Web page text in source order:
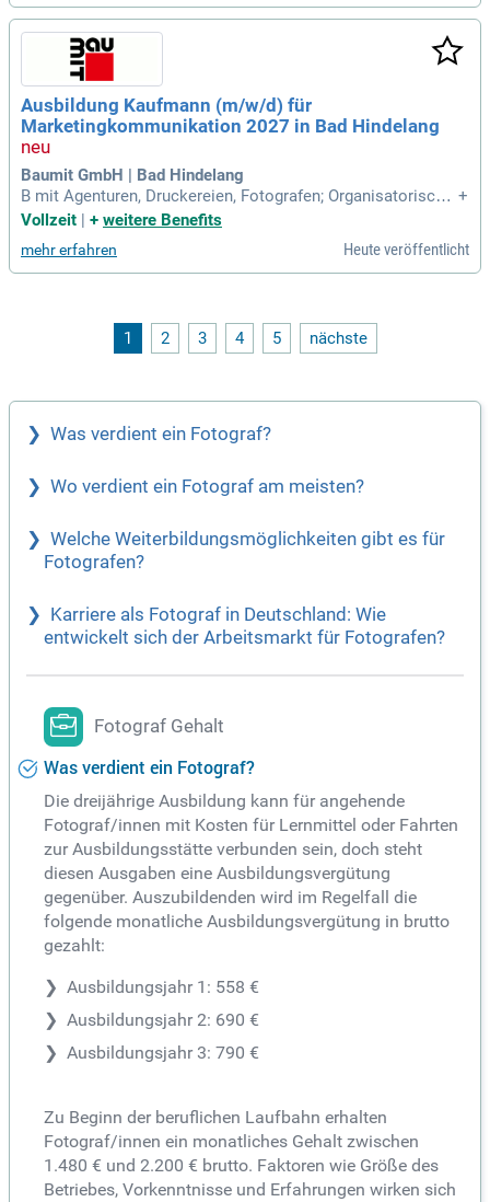
Ausbildung Kaufmann (m/w/d) für
Marketingkommunikation 2027 in Bad Hindelang
Baumit GmbH | Bad Hindelang
B mit Agenturen, Druckereien, Fotografen; Organisatorische
und praktische Umsetzung von textlicher/bildlicher Gestaltu
e: München (Blockunterricht); Ausbildungsdauer: 3 Jahre (V
erkürzung möglich
+
Vollzeit | + weitere Benefits
mehr erfahren Heute veröffentlicht
1 2 3 4 5 nächste
Was verdient ein Fotograf?
Wo verdient ein Fotograf am meisten?
Welche Weiterbildungsmöglichkeiten gibt es für
Fotografen?
Karriere als Fotograf in Deutschland: Wie
entwickelt sich der Arbeitsmarkt für Fotografen?
Fotograf Gehalt
Was verdient ein Fotograf?
Die dreijährige Ausbildung kann für angehende
Fotograf/innen mit Kosten für Lernmittel oder Fahrten
zur Ausbildungsstätte verbunden sein, doch steht
diesen Ausgaben eine Ausbildungsvergütung
gegenüber. Auszubildenden wird im Regelfall die
folgende monatliche Ausbildungsvergütung in brutto
gezahlt:
Ausbildungsjahr 1: 558 €
Ausbildungsjahr 2: 690 €
Ausbildungsjahr 3: 790 €
Zu Beginn der beruflichen Laufbahn erhalten
Fotograf/innen ein monatliches Gehalt zwischen
1.480 € und 2.200 € brutto. Faktoren wie Größe des
Betriebes, Vorkenntnisse und Erfahrungen wirken sich